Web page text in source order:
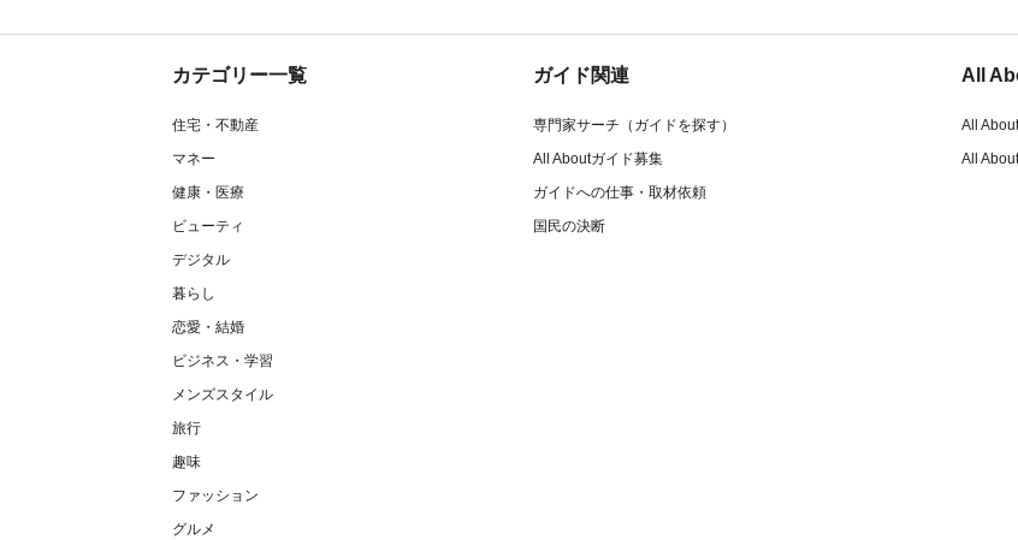
カテゴリー一覧
住宅・不動産
マネー
健康・医療
ビューティ
デジタル
暮らし
恋愛・結婚
ビジネス・学習
メンズスタイル
旅行
趣味
ファッション
グルメ
ガイド関連
専門家サーチ（ガイドを探す）
All Aboutガイド募集
ガイドへの仕事・取材依頼
国民の決断
All
All
All